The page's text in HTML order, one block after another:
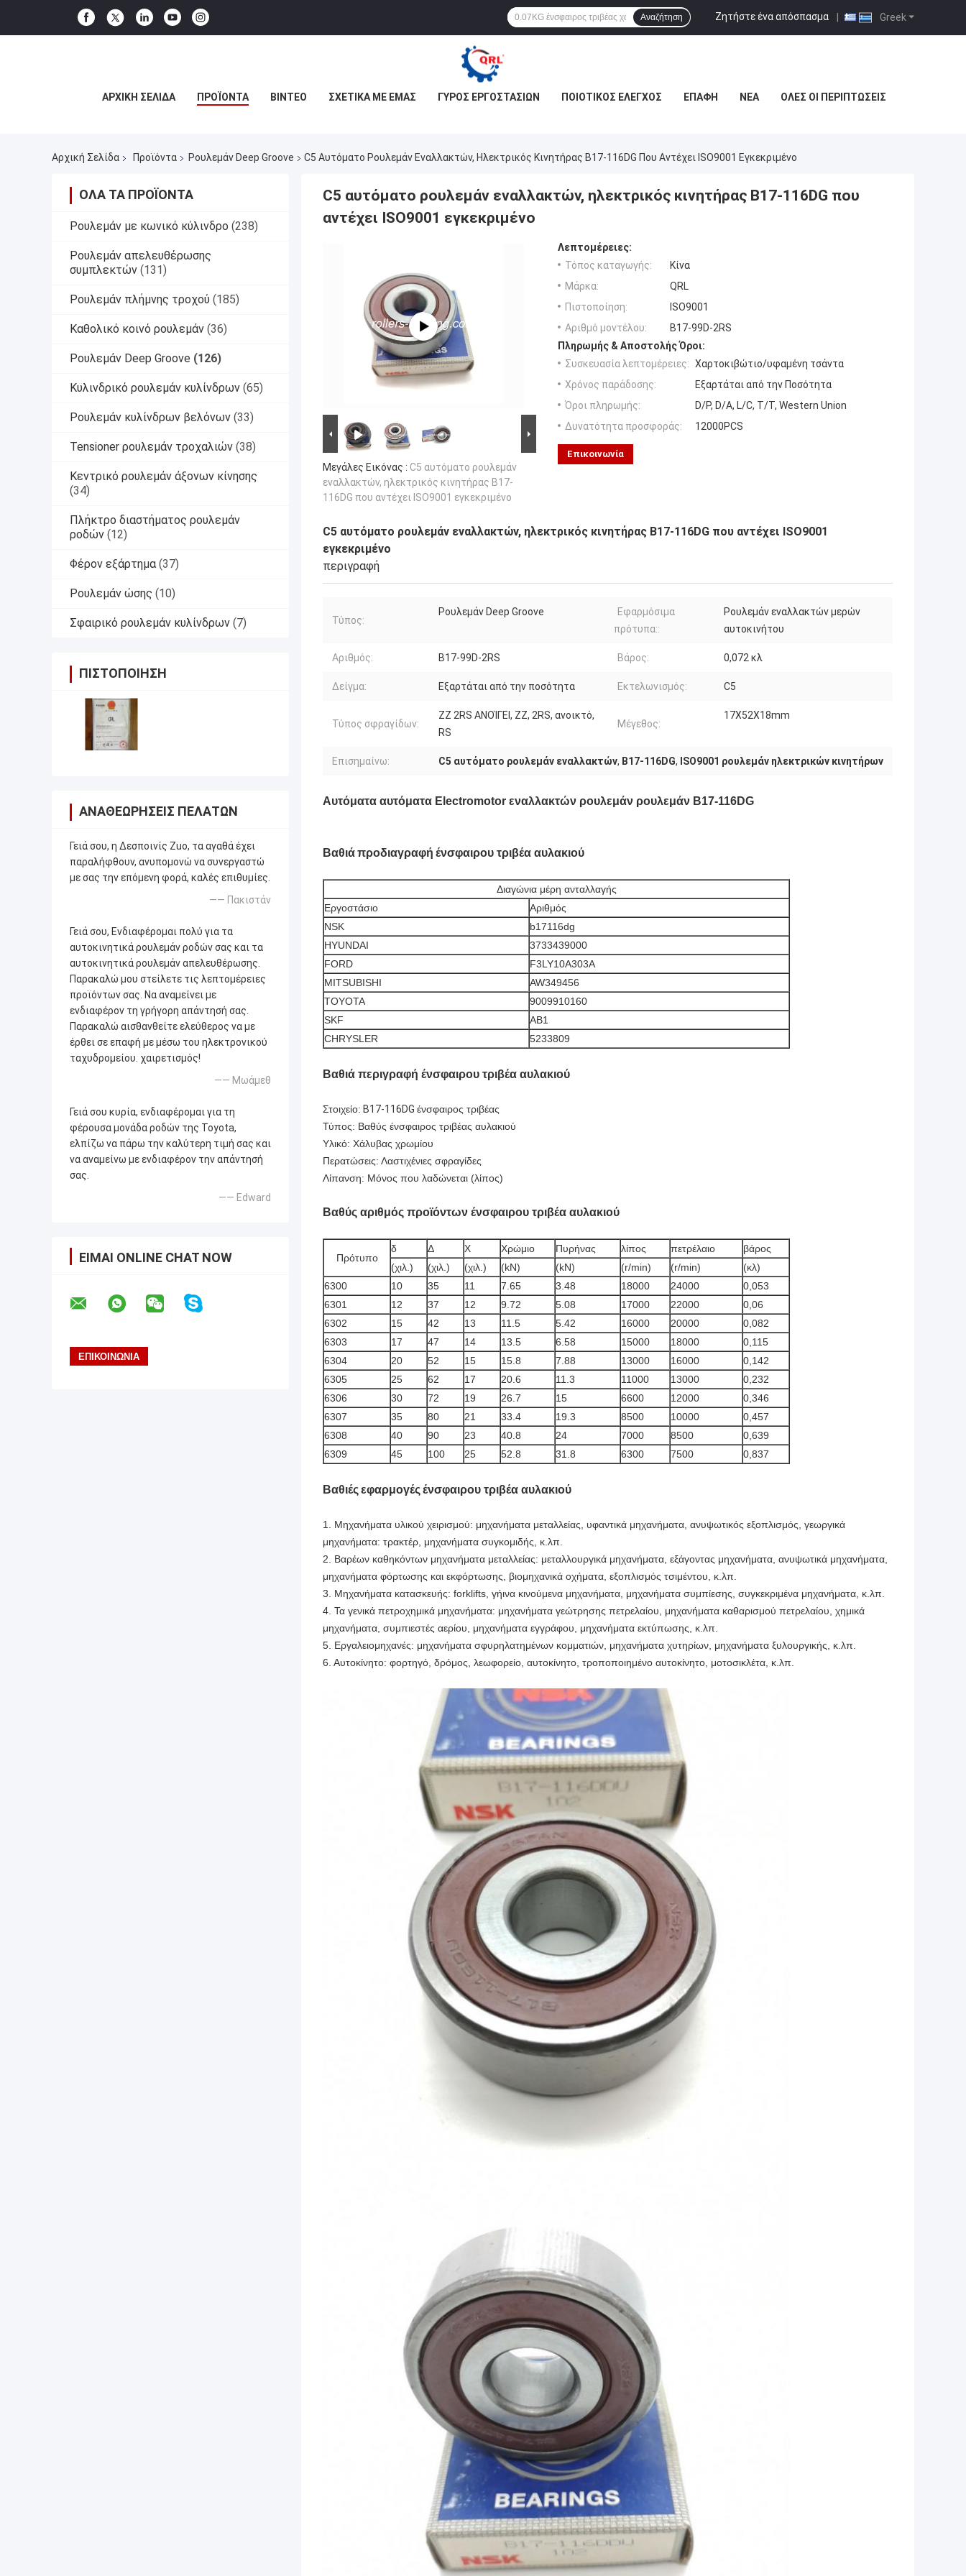
Greek
Ζητήστε ένα απόσπασμα |
Αναζήτηση
ΑΡΧΙΚΉ ΣΕΛΊΔΑ ΠΡΟΪΌΝΤΑ ΒΊΝΤΕΟ ΣΧΕΤΙΚΆ ΜΕ ΕΜΆΣ ΓΎΡΟΣ ΕΡΓΟΣΤΑΣΊΩΝ ΠΟΙΟΤΙΚΌΣ ΈΛΕΓΧΟΣ ΕΠΑΦΉ ΝΈΑ ΌΛΕΣ ΟΙ ΠΕΡΙΠΤΏΣΕΙΣ
Αρχική Σελίδα Προϊόντα Ρουλεμάν Deep Groove C5 Αυτόματο Ρουλεμάν Εναλλακτών, Ηλεκτρικός Κινητήρας B17-116DG Που Αντέχει ISO9001 Εγκεκριμένο
ΌΛΑ ΤΑ ΠΡΟΪΌΝΤΑ
Ρουλεμάν με κωνικό κύλινδρο (238)
Ρουλεμάν απελευθέρωσης
συμπλεκτών (131)
Ρουλεμάν πλήμνης τροχού (185)
Καθολικό κοινό ρουλεμάν (36)
Ρουλεμάν Deep Groove (126)
Κυλινδρικό ρουλεμάν κυλίνδρων (65)
Ρουλεμάν κυλίνδρων βελόνων (33)
Tensioner ρουλεμάν τροχαλιών (38)
Κεντρικό ρουλεμάν άξονων κίνησης
(34)
Πλήκτρο διαστήματος ρουλεμάν
ροδών (12)
Φέρον εξάρτημα (37)
Ρουλεμάν ώσης (10)
Σφαιρικό ρουλεμάν κυλίνδρων (7)
ΠΙΣΤΟΠΟΊΗΣΗ
ΑΝΑΘΕΩΡΉΣΕΙΣ ΠΕΛΑΤΏΝ
Γειά σου, η Δεσποινίς Zuo, τα αγαθά έχει
παραλήφθουν, ανυπομονώ να συνεργαστώ
με σας την επόμενη φορά, καλές επιθυμίες.
—— Πακιστάν
Γειά σου, Ενδιαφέρομαι πολύ για τα
αυτοκινητικά ρουλεμάν ροδών σας και τα
αυτοκινητικά ρουλεμάν απελευθέρωσης.
Παρακαλώ μου στείλετε τις λεπτομέρειες
προϊόντων σας. Να αναμείνει με
ενδιαφέρον τη γρήγορη απάντησή σας.
Παρακαλώ αισθανθείτε ελεύθερος να με
έρθει σε επαφή με μέσω του ηλεκτρονικού
ταχυδρομείου. χαιρετισμός!
—— Μωάμεθ
Γειά σου κυρία, ενδιαφέρομαι για τη
φέρουσα μονάδα ροδών της Toyota,
ελπίζω να πάρω την καλύτερη τιμή σας και
να αναμείνω με ενδιαφέρον την απάντησή
σας.
—— Edward
ΕΊΜΑΙ ONLINE CHAT NOW
C5 αυτόματο ρουλεμάν εναλλακτών, ηλεκτρικός κινητήρας B17-116DG που
αντέχει ISO9001 εγκεκριμένο
Μεγάλες Εικόνας : C5 αυτόματο ρουλεμάν
εναλλακτών, ηλεκτρικός κινητήρας B17-
116DG που αντέχει ISO9001 εγκεκριμένο
Λεπτομέρειες:
Τόπος καταγωγής:
Κίνα
Μάρκα:
QRL
Πιστοποίηση:
ISO9001
Αριθμό μοντέλου:
B17-99D-2RS
Πληρωμής & Αποστολής Όροι:
Συσκευασία λεπτομέρειες: Χαρτοκιβώτιο/υφαμένη τσάντα
Χρόνος παράδοσης:
Εξαρτάται από την Ποσότητα
Όροι πληρωμής:
D/P, D/A, L/C, T/T, Western Union
Δυνατότητα προσφοράς:
12000PCS
Επικοινωνία
C5 αυτόματο ρουλεμάν εναλλακτών, ηλεκτρικός κινητήρας B17-116DG που αντέχει ISO9001
εγκεκριμένο
περιγραφή
Τύπος:
Ρουλεμάν Deep Groove
Εφαρμόσιμα
πρότυπα::
Ρουλεμάν εναλλακτών μερών
αυτοκινήτου
Αριθμός: B17-99D-2RS Βάρος: 0,072 κλ
Δείγμα: Εξαρτάται από την ποσότητα Εκτελωνισμός: C5
Τύπος σφραγίδων:
ZZ 2RS ΑΝΟΊΓΕΙ, ZZ, 2RS, ανοικτό,
RS
Μέγεθος:
17X52X18mm
Επισημαίνω: C5 αυτόματο ρουλεμάν εναλλακτών, B17-116DG, ISO9001 ρουλεμάν ηλεκτρικών κινητήρων
Αυτόματα αυτόματα Electromotor εναλλακτών ρουλεμάν ρουλεμάν B17-116DG
Βαθιάπροδιαγραφή ένσφαιρου τριβέα αυλακιού
Διαγώνια μέρη ανταλλαγής
Εργοστάσιο
Αριθμός
NSK
b17116dg
HYUNDAI
3733439000
FORD
F3LY10A303A
MITSUBISHI
AW349456
TOYOTA
9009910160
SKF
AB1
CHRYSLER
5233809
Βαθιά περιγραφή ένσφαιρου τριβέα αυλακιού
Στοιχείο: B17-116DG ένσφαιρος τριβέας
Τύπος: Βαθύς ένσφαιρος τριβέας αυλακιού
Υλικό: Χάλυβας χρωμίου
Περατώσεις: Λαστιχένιες σφραγίδες
Λίπανση: Μόνος που λαδώνεται (λίπος)
Βαθύς αριθμός προϊόντων ένσφαιρου τριβέα αυλακιού
Πρότυπο
δ Δ Χ Χρώμιο Πυρήνας λίπος πετρέλαιο
βάρος
(χιλ.)
(χιλ.) (χιλ.) (kN) (kN) (r/min) (r/min)
(κλ)
6300
10 35 11 7.65 3.48 18000 24000
0,053
6301
12 37 12 9.72 5.08 17000 22000
0,06
6302
15 42 13 11.5 5.42 16000 20000
0,082
6303
17 47 14 13.5 6.58 15000 18000
0,115
6304
20 52 15 15.8 7.88 13000 16000
0,142
6305
25 62 17 20.6 11.3 11000 13000
0,232
6306
30 72 19 26.7 15 6600 12000
0,346
6307
35 80 21 33.4 19.3 8500 10000
0,457
6308
40 90 23 40.8 24 7000 8500
0,639
6309
45 100 25 52.8 31.8 6300 7500 0,837
Βαθιέςεφαρμογέςένσφαιρου τριβέα αυλακιού
1. Μηχανήματα υλικού χειρισμού: μηχανήματα μεταλλείας, υφαντικά μηχανήματα, ανυψωτικός εξοπλισμός, γεωργικά
μηχανήματα: τρακτέρ, μηχανήματα συγκομιδής, κ.λπ.
2. Βαρέων καθηκόντων μηχανήματα μεταλλείας: μεταλλουργικά μηχανήματα, εξάγοντας μηχανήματα, ανυψωτικά μηχανήματα,
μηχανήματα φόρτωσης και εκφόρτωσης, βιομηχανικά οχήματα, εξοπλισμός τσιμέντου, κ.λπ.
3. Μηχανήματα κατασκευής: forklifts, γήινα κινούμενα μηχανήματα, μηχανήματα συμπίεσης, συγκεκριμένα μηχανήματα, κ.λπ.
4. Τα γενικά πετροχημικά μηχανήματα: μηχανήματα γεώτρησης πετρελαίου, μηχανήματα καθαρισμού πετρελαίου, χημικά
μηχανήματα, συμπιεστές αερίου, μηχανήματα εγγράφου, μηχανήματα εκτύπωσης, κ.λπ.
5. Εργαλειομηχανές: μηχανήματα σφυρηλατημένων κομματιών, μηχανήματα χυτηρίων, μηχανήματα ξυλουργικής, κ.λπ.
6. Αυτοκίνητο: φορτηγό, δρόμος, λεωφορείο, αυτοκίνητο, τροποποιημένο αυτοκίνητο, μοτοσικλέτα, κ.λπ.